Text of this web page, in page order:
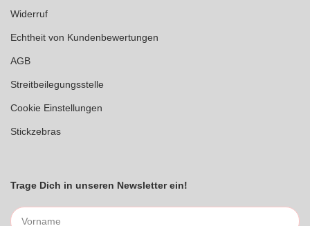
Widerruf
Echtheit von Kundenbewertungen
AGB
Streitbeilegungsstelle
Cookie Einstellungen
Stickzebras
Trage Dich in unseren Newsletter ein!